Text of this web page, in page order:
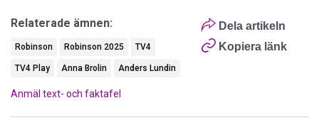
Dela artikeln
Kopiera länk
Relaterade ämnen:
Robinson Robinson 2025 TV4
TV4 Play Anna Brolin Anders Lundin
Anmäl text- och faktafel